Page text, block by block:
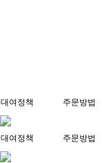
대여정책 주문방법
대여정책 주문방법